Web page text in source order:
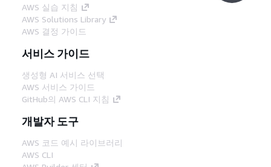
AWS 실습 지침
AWS Solutions Library
AWS 결정 가이드
서비스 가이드
생성형 AI 서비스 선택
AWS 서비스 가이드
GitHub의 AWS CLI 지침
개발자 도구
AWS 코드 예시 라이브러리
AWS CLI